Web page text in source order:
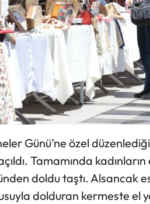
Günü’ne özel
Tamamında
doldu taştı. Alsancak
dolduran kermeste el